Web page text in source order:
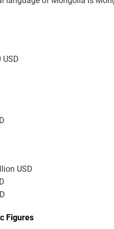
USD
USD
Figures